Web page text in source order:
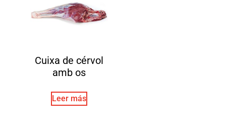
Cuixa de cérvol
amb os
Leer más